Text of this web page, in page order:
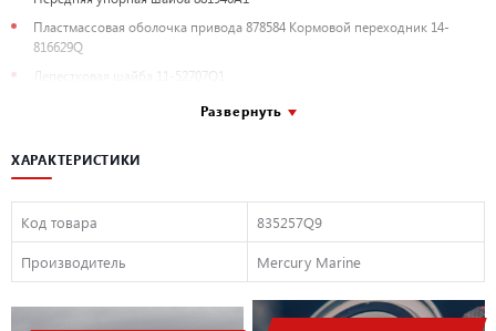
Пластмассовая оболочка привода 878584 Кормовой переходник 14-
816629Q
Лепестковая шайба 11-52707Q1
Гайка гребного винта Flo-Torq III
Mercury/Mercruiser. Страна производства Япония. Заводской номер запчасти
оригинальных запасных частей Mercury/Mercruiser у официального дилера
долговечности приобретаемых деталей, а так же гарантийном покрытии
Развернуть
ХАРАКТЕРИСТИКИ
Код товара 835257Q9
Производитель Mercury Marine